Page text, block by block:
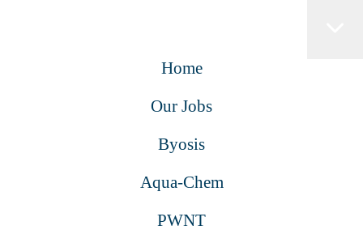
Home
Our Jobs
Byosis
Aqua-Chem
PWNT